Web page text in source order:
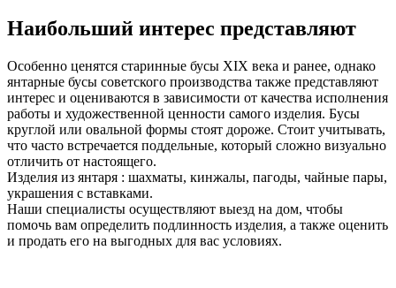
Наибольший интерес представляют
Особенно ценятся старинные бусы XIX века и ранее, однако
янтарные бусы советского производства также представляют
интерес и оцениваются в зависимости от качества исполнения
работы и художественной ценности самого изделия. Бусы
круглой или овальной формы стоят дороже. Стоит учитывать,
что часто встречается поддельные, который сложно визуально
отличить от настоящего.
Изделия из янтаря : шахматы, кинжалы, пагоды, чайные пары,
украшения с вставками.
Наши специалисты осуществляют выезд на дом, чтобы
помочь вам определить подлинность изделия, а также оценить
и продать его на выгодных для вас условиях.